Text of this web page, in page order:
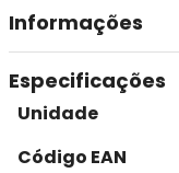
Informações
Especificações
Unidade
Código EAN